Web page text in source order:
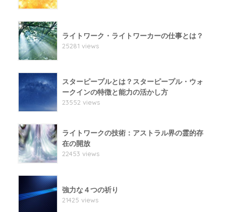
ライトワーク・ライトワーカーの仕事とは？
25281 views
スターピープルとは？スターピープル・ウォ
ークインの特徴と能力の活かし方
23552 views
ライトワークの技術：アストラル界の霊的存
在の開放
22453 views
強力な４つの祈り
21425 views